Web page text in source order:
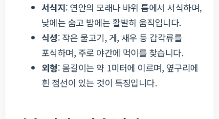
서식지: 연안의 모래나 바위 틈에서 서식하며,
낮에는 숨고 밤에는 활발히 움직입니다.
식성: 작은 물고기, 게, 새우 등 갑각류를
포식하며, 주로 야간에 먹이를 찾습니다.
외형: 몸길이는 약 1미터에 이르며, 옆구리에
흰 점선이 있는 것이 특징입니다.